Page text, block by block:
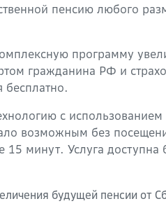
пенсию любого
программу
гражданина РФ и
бесплатно.
с
возможным без
минут. Услуга
будущей пенсии